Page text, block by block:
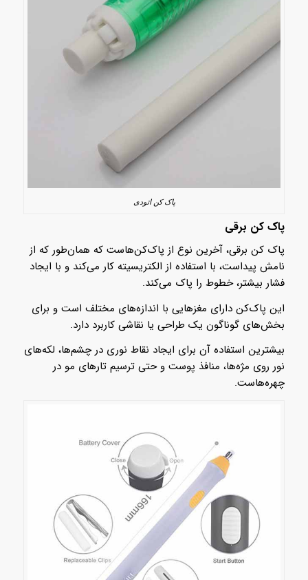
پاک کن اتودی
پاک کن برقی
پاک کن برقی، آخرین نوع از پاک‌کن‌هاست که همان‌طور که از
نامش پیداست، با استفاده از الکتریسیته کار می‌کند و با ایجاد
فشار بیشتر، خطوط را پاک می‌کند.
این پاک‌کن دارای مغزهایی با اندازه‌های مختلف است و برای
بخش‌های گوناگون یک طراحی یا نقاشی کاربرد دارد.
بیشترین استفاده آن برای ایجاد نقاط نوری در چشم‌ها، لکه‌های
نور روی مژه‌ها، منافذ پوست و حتی ترسیم تارهای مو در
چهره‌هاست.